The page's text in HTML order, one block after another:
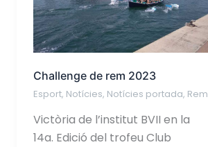
Challenge de rem 2023
Esport, Notícies, Notícies portada, Rem
Victòria de l’institut BVII en la
14a. Edició del trofeu Club